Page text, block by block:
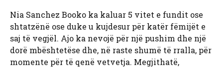
Nia Sanchez Booko ka kaluar 5 vitet e fundit ose
shtatzënë ose duke u kujdesur për katër fëmijët e
saj të vegjël. Ajo ka nevojë për një pushim dhe një
dorë mbështetëse dhe, në raste shumë të rralla, për
momente për të qenë vetvetja. Megjithatë,